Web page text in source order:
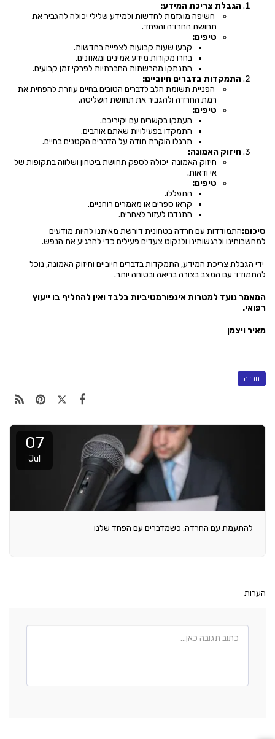
הגבלת צריכת המידע:
חשיפה מוגזמת לחדשות ולמידע שלילי יכולה להגביר את
תחושת החרדה והפחד.
טיפים:
קבעו שעות קבועות לצפייה בחדשות.
בחרו מקורות מידע אמינים ומאוזנים.
התנתקו מהרשתות החברתיות לפרקי זמן קבועים.
התמקדות בדברים חיוביים:
הפניית תשומת הלב לדברים הטובים בחיים עוזרת להפחית את
רמת החרדה ולהגביר את תחושת השליטה.
טיפים:
העמקו בקשרים עם יקיריכם.
התמקדו בפעילויות שאתם אוהבים.
תרגלו הוקרת תודה על הדברים הקטנים בחיים.
חיזוק האמונה:
חיזוק האמונה יכולה לספק תחושת ביטחון ושלווה בתקופות של
אי ודאות.
טיפים:
התפללו.
קראו ספרים או מאמרים רוחניים.
התנדבו לעזור לאחרים.
סיכום:התמודדות עם חרדה בטחונית דורשת מאיתנו להיות מודעים
למחשבותינו ולרגשותינו ולנקוט צעדים פעילים כדי להרגיע את הנפש.
ידי הגבלת צריכת המידע, התמקדות בדברים חיוביים וחיזוק האמונה, נוכל
להתמודד עם המצב בצורה בריאה ובטוחה יותר.
המאמר נועד למטרות אינפורמטיביות בלבד ואין להחליף בו ייעוץ
רפואי.
מאיר ויצמן
חרדה
07
Jul
להתעמת עם החרדה: כשמדברים עם הפחד שלנו
הערות